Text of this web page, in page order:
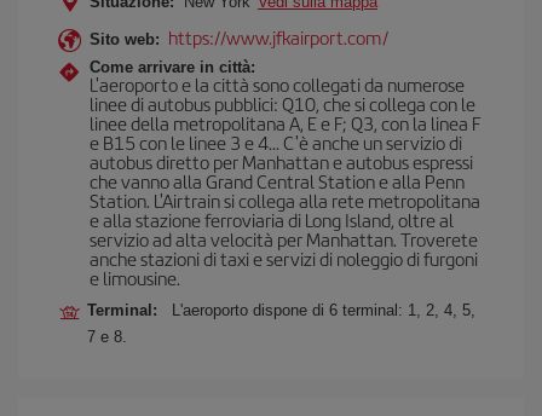
Sito web: https://www.jfkairport.com/
Come arrivare in città:
L'aeroporto e la città sono collegati da numerose
linee di autobus pubblici: Q10, che si collega con le
linee della metropolitana A, E e F; Q3, con la linea F
e B15 con le linee 3 e 4... C'è anche un servizio di
autobus diretto per Manhattan e autobus espressi
che vanno alla Grand Central Station e alla Penn
Station. L'Airtrain si collega alla rete metropolitana
e alla stazione ferroviaria di Long Island, oltre al
servizio ad alta velocità per Manhattan. Troverete
anche stazioni di taxi e servizi di noleggio di furgoni
e limousine.
Terminal:
L'aeroporto dispone di 6 terminal: 1, 2, 4, 5,
7 e 8.